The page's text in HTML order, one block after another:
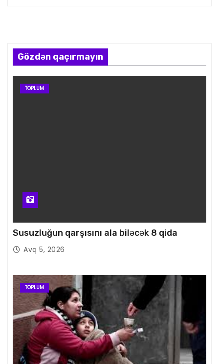
Gözdən qaçırmayın
TOPLUM
Susuzluğun qarşısını ala biləcək 8 qida
Avq 5, 2026
TOPLUM